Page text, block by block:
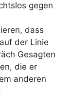
gegen
dass
der Linie
Gesagten
die er
anderen